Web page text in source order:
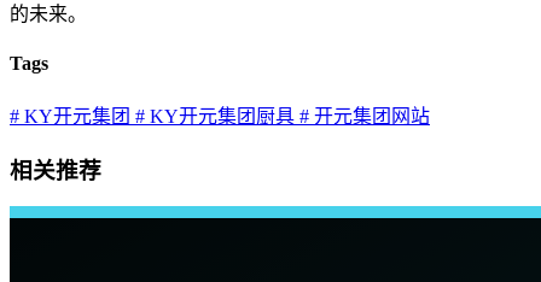
的未来。
Tags
# KY开元集团 # KY开元集团厨具 # 开元集团网站
相关推荐